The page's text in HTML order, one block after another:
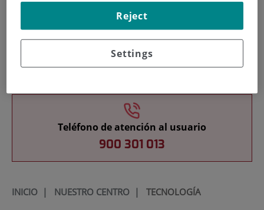
Docencia
Teléfono de atención al usuario
900 301 013
INICIO| NUESTRO CENTRO| TECNOLOGÍA
Settings
Reject